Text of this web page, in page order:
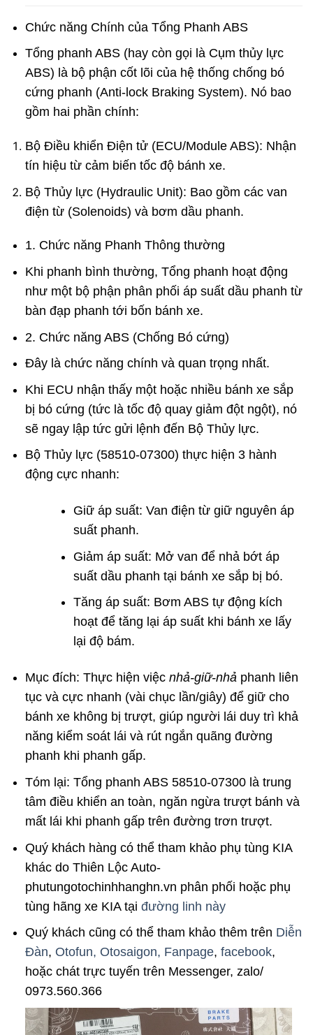
Chức năng Chính của Tổng Phanh ABS
Tổng phanh ABS (hay còn gọi là Cụm thủy lực
ABS) là bộ phận cốt lõi của hệ thống chống bó
cứng phanh (Anti-lock Braking System). Nó bao
gồm hai phần chính:
Bộ Điều khiển Điện tử (ECU/Module ABS): Nhận
tín hiệu từ cảm biến tốc độ bánh xe.
Bộ Thủy lực (Hydraulic Unit): Bao gồm các van
điện từ (Solenoids) và bơm dầu phanh.
1. Chức năng Phanh Thông thường
Khi phanh bình thường, Tổng phanh hoạt động
như một bộ phận phân phối áp suất dầu phanh từ
bàn đạp phanh tới bốn bánh xe.
2. Chức năng ABS (Chống Bó cứng)
Đây là chức năng chính và quan trọng nhất.
Khi ECU nhận thấy một hoặc nhiều bánh xe sắp
bị bó cứng (tức là tốc độ quay giảm đột ngột), nó
sẽ ngay lập tức gửi lệnh đến Bộ Thủy lực.
Bộ Thủy lực (58510-07300) thực hiện 3 hành
động cực nhanh:
Giữ áp suất: Van điện từ giữ nguyên áp
suất phanh.
Giảm áp suất: Mở van để nhả bớt áp
suất dầu phanh tại bánh xe sắp bị bó.
Tăng áp suất: Bơm ABS tự động kích
hoạt để tăng lại áp suất khi bánh xe lấy
lại độ bám.
Mục đích: Thực hiện việc nhả-giữ-nhảphanh liên
tục và cực nhanh (vài chục lần/giây) để giữ cho
bánh xe không bị trượt, giúp người lái duy trì khả
năng kiểm soát lái và rút ngắn quãng đường
phanh khi phanh gấp.
Tóm lại: Tổng phanh ABS 58510-07300là trung
tâm điều khiển an toàn, ngăn ngừa trượt bánh và
mất lái khi phanh gấp trên đường trơn trượt.
Quý khách hàng có thể tham khảo phụ tùng KIA
khác do Thiên Lộc Auto-
phutungotochinhhanghn.vn phân phối hoặc phụ
tùng hãng xe KIA tại đường linh này
Quý khách cũng có thể tham khảo thêm trên Diễn
Đàn, Otofun, Otosaigon, Fanpage, facebook,
hoặc chát trực tuyến trên Messenger, zalo/
0973.560.366